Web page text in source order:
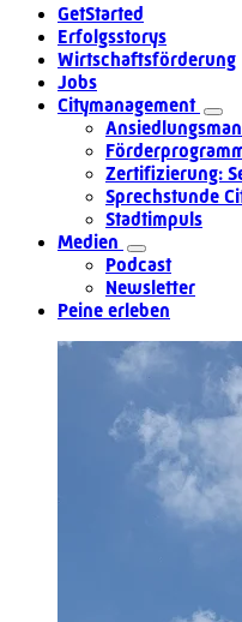
GetStarted
Erfolgsstorys
Wirtschaftsförderung
Jobs
Citymanagement
Zertifizierung:
Sprechstunde
Stadtimpuls
Medien
Podcast
Newsletter
Peine erleben